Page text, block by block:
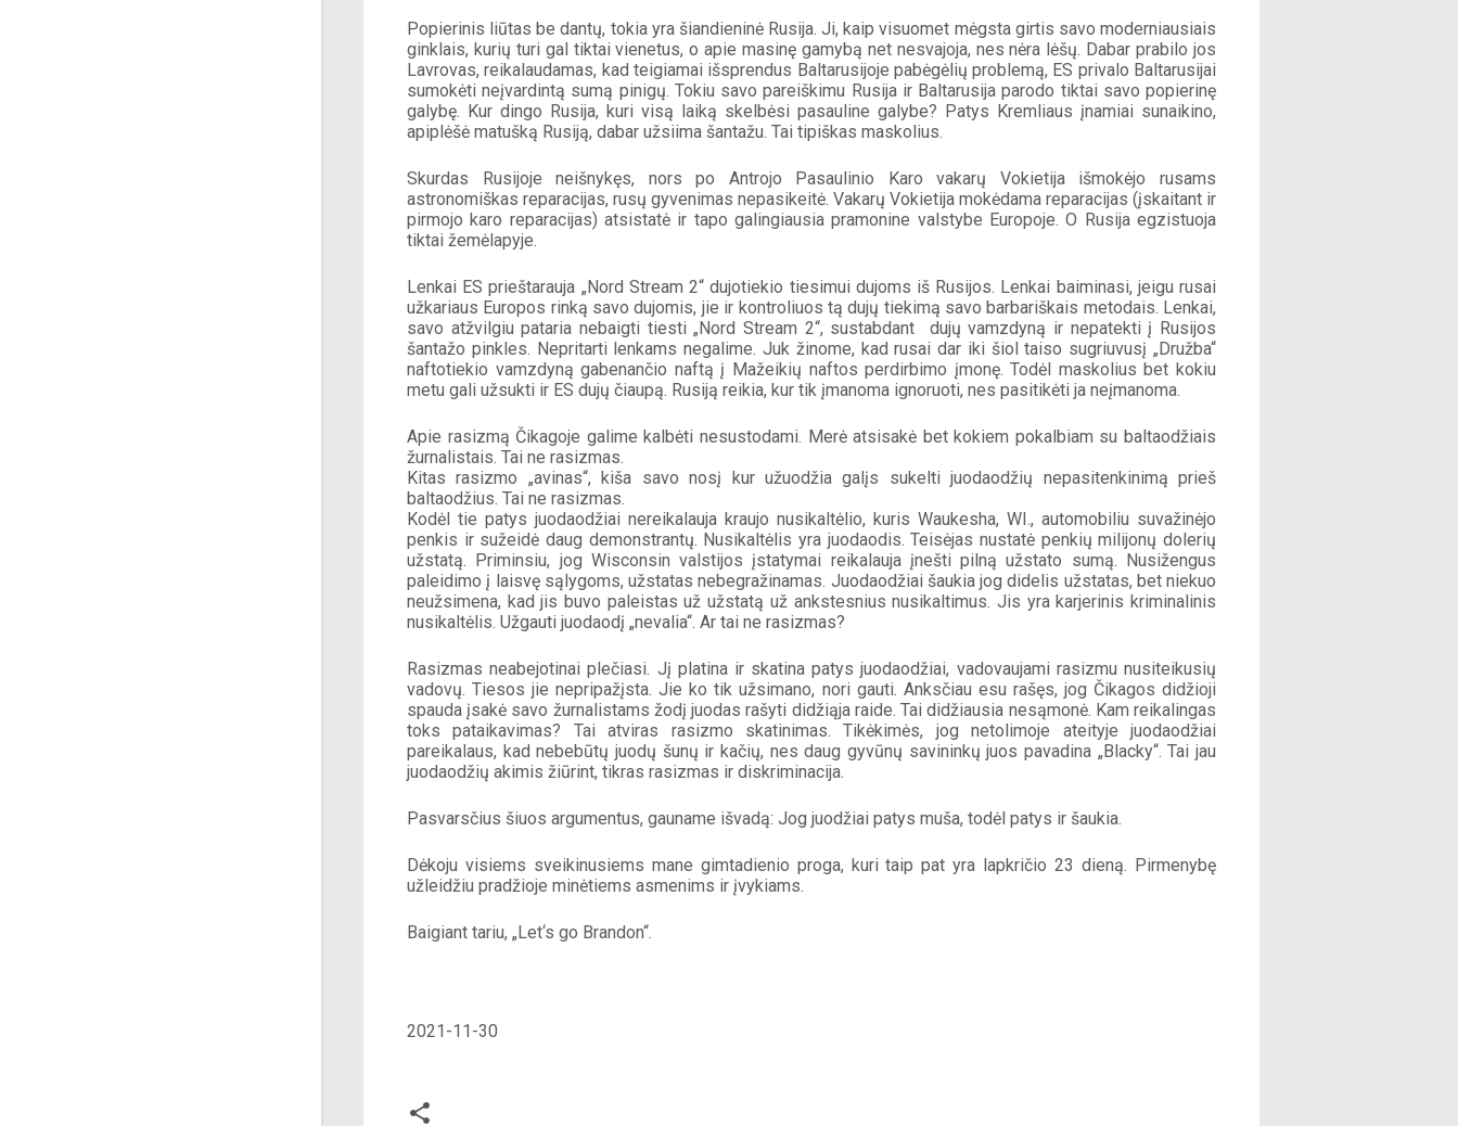
Popierinis liūtas be dantų, tokia yra šiandieninė Rusija. Ji, kaip visuomet mėgsta girtis savo moderniausiais
ginklais, kurių turi gal tiktai vienetus, o apie masinę gamybą net nesvajoja, nes nėra lėšų. Dabar prabilo jos
Lavrovas, reikalaudamas, kad teigiamai išsprendus Baltarusijoje pabėgėlių problemą, ES privalo Baltarusijai
sumokėti neįvardintą sumą pinigų. Tokiu savo pareiškimu Rusija ir Baltarusija parodo tiktai savo popierinę
galybę. Kur dingo Rusija, kuri visą laiką skelbėsi pasauline galybe? Patys Kremliaus įnamiai sunaikino,
apiplėšė matušką Rusiją, dabar užsiima šantažu. Tai tipiškas maskolius.
Skurdas Rusijoje neišnykęs, nors po Antrojo Pasaulinio Karo vakarų Vokietija išmokėjo rusams
astronomiškas reparacijas, rusų gyvenimas nepasikeitė. Vakarų Vokietija mokėdama reparacijas (įskaitant ir
pirmojo karo reparacijas) atsistatė ir tapo galingiausia pramonine valstybe Europoje. O Rusija egzistuoja
tiktai žemėlapyje.
Lenkai ES prieštarauja „Nord Stream 2“ dujotiekio tiesimui dujoms iš Rusijos. Lenkai baiminasi, jeigu rusai
užkariaus Europos rinką savo dujomis, jie ir kontroliuos tą dujų tiekimą savo barbariškais metodais. Lenkai,
savo atžvilgiu pataria nebaigti tiesti „Nord Stream 2“, sustabdant  dujų vamzdyną ir nepatekti į Rusijos
šantažo pinkles. Nepritarti lenkams negalime. Juk žinome, kad rusai dar iki šiol taiso sugriuvusį „Družba“
naftotiekio vamzdyną gabenančio naftą į Mažeikių naftos perdirbimo įmonę. Todėl maskolius bet kokiu
metu gali užsukti ir ES dujų čiaupą. Rusiją reikia, kur tik įmanoma ignoruoti, nes pasitikėti ja neįmanoma.
Apie rasizmą Čikagoje galime kalbėti nesustodami. Merė atsisakė bet kokiem pokalbiam su baltaodžiais
žurnalistais. Tai ne rasizmas.
Kitas rasizmo „avinas“, kiša savo nosį kur užuodžia galįs sukelti juodaodžių nepasitenkinimą prieš
baltaodžius. Tai ne rasizmas.
Kodėl tie patys juodaodžiai nereikalauja kraujo nusikaltėlio, kuris Waukesha, WI., automobiliu suvažinėjo
penkis ir sužeidė daug demonstrantų. Nusikaltėlis yra juodaodis. Teisėjas nustatė penkių milijonų dolerių
užstatą. Priminsiu, jog Wisconsin valstijos įstatymai reikalauja įnešti pilną užstato sumą. Nusižengus
paleidimo į laisvę sąlygoms, užstatas nebegražinamas. Juodaodžiai šaukia jog didelis užstatas, bet niekuo
neužsimena, kad jis buvo paleistas už užstatą už ankstesnius nusikaltimus. Jis yra karjerinis kriminalinis
nusikaltėlis. Užgauti juodaodį „nevalia“. Ar tai ne rasizmas?
Rasizmas neabejotinai plečiasi. Jį platina ir skatina patys juodaodžiai, vadovaujami rasizmu nusiteikusių
vadovų. Tiesos jie nepripažįsta. Jie ko tik užsimano, nori gauti. Anksčiau esu rašęs, jog Čikagos didžioji
spauda įsakė savo žurnalistams žodį juodas rašyti didžiąja raide. Tai didžiausia nesąmonė. Kam reikalingas
toks pataikavimas? Tai atviras rasizmo skatinimas. Tikėkimės, jog netolimoje ateityje juodaodžiai
pareikalaus, kad nebebūtų juodų šunų ir kačių, nes daug gyvūnų savininkų juos pavadina „Blacky“. Tai jau
juodaodžių akimis žiūrint, tikras rasizmas ir diskriminacija.
Pasvarsčius šiuos argumentus, gauname išvadą: Jog juodžiai patys muša, todėl patys ir šaukia.
Dėkoju visiems sveikinusiems mane gimtadienio proga, kuri taip pat yra lapkričio 23 dieną. Pirmenybę
užleidžiu pradžioje minėtiems asmenims ir įvykiams.
Baigiant tariu, „Let‘s go Brandon“.
2021-11-30